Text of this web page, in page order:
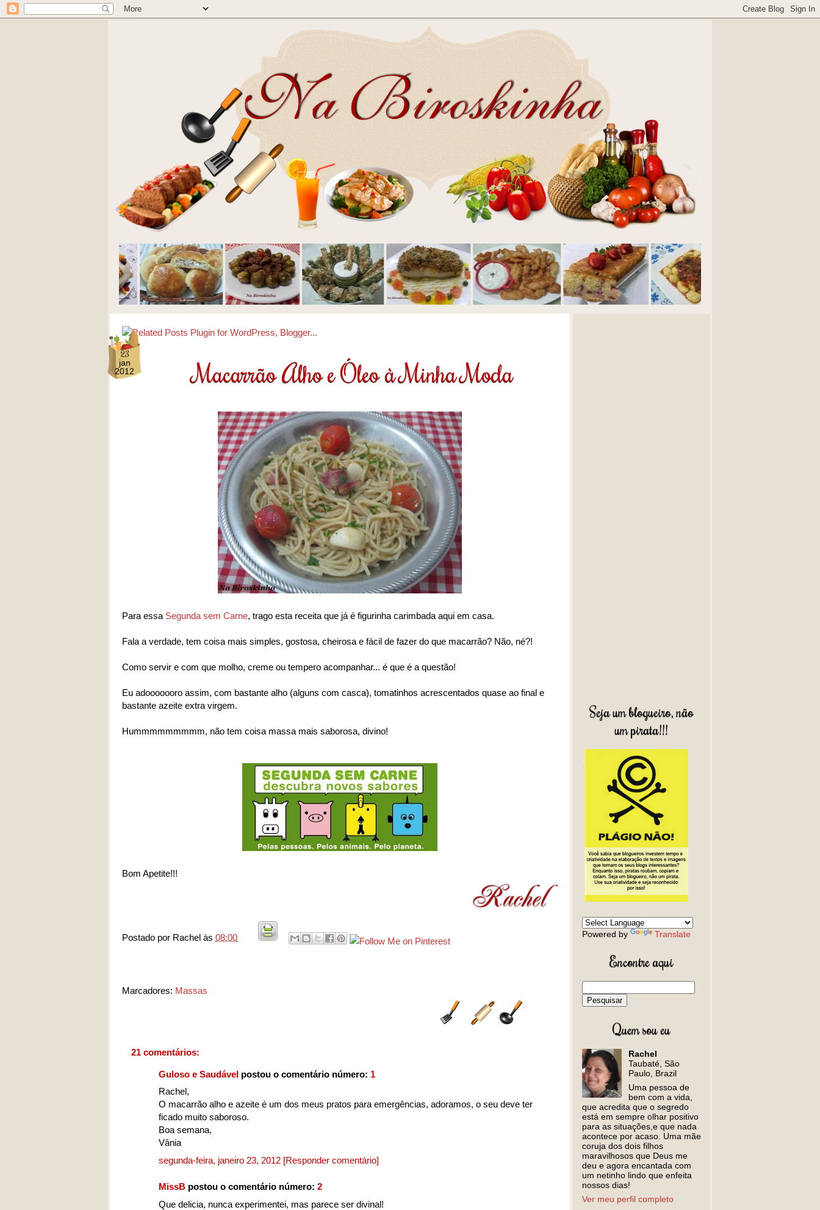
23
jan
2012
Macarrão Alho e Óleo à Minha Moda
Para essa Segunda sem Carne, trago esta receita que já é figurinha carimbada aqui em casa.
Fala a verdade, tem coisa mais simples, gostosa, cheirosa e fácil de fazer do que macarrão? Não, né?!
Como servir e com que molho, creme ou tempero acompanhar... é que é a questão!
Eu adooooooro assim, com bastante alho (alguns com casca), tomatinhos acrescentados quase ao final e
bastante azeite extra virgem.
Hummmmmmmmm, não tem coisa massa mais saborosa, divino!
Bom Apetite!!!
Postado por Rachel às 08:00
Marcadores: Massas
21 comentários:
Guloso e Saudável postou o comentário número: 1
Rachel,
O macarrão alho e azeite é um dos meus pratos para emergências, adoramos, o seu deve ter
ficado muito saboroso.
Boa semana,
Vânia
segunda-feira, janeiro 23, 2012 [Responder comentário]
MissB postou o comentário número: 2
Que delicia, nunca experimentei, mas parece ser divinal!
Seja um blogueiro, não
um pirata!!!
Powered by Translate
Encontre aqui
Quem sou eu
Rachel
Taubaté, São
Paulo, Brazil
Uma pessoa de
bem com a vida,
que acredita que o segredo
está em sempre olhar positivo
para as situações,e que nada
acontece por acaso. Uma mãe
coruja dos dois filhos
maravilhosos que Deus me
deu e agora encantada com
um netinho lindo que enfeita
nossos dias!
Ver meu perfil completo